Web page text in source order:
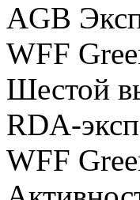
AGB
WFF
Шестой
RDA-
WFF